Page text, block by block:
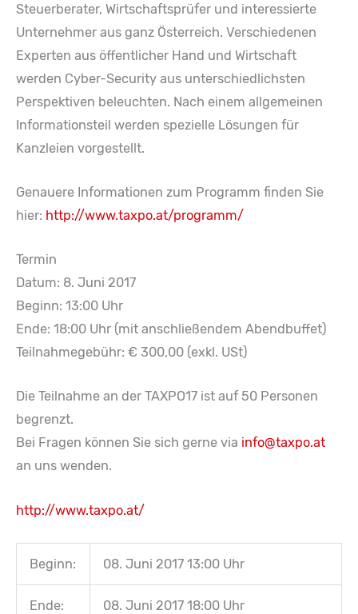
Steuerberater, Wirtschaftsprüfer und interessierte
Unternehmer aus ganz Österreich. Verschiedenen
Experten aus öffentlicher Hand und Wirtschaft
werden Cyber-Security aus unterschiedlichsten
Perspektiven beleuchten. Nach einem allgemeinen
Informationsteil werden spezielle Lösungen für
Kanzleien vorgestellt.
Genauere Informationen zum Programm finden Sie
hier: http://www.taxpo.at/programm/
Termin
Datum: 8. Juni 2017
Beginn: 13:00 Uhr
Ende: 18:00 Uhr (mit anschließendem Abendbuffet)
Teilnahmegebühr: € 300,00 (exkl. USt)
Die Teilnahme an der TAXPO17 ist auf 50 Personen
begrenzt.
Bei Fragen können Sie sich gerne via info@taxpo.at
an uns wenden.
http://www.taxpo.at/
Beginn: 08. Juni 2017 13:00 Uhr
Ende: 08. Juni 2017 18:00 Uhr